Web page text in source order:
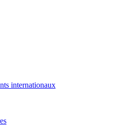
internationaux